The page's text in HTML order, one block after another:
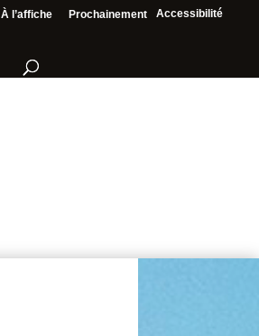
Accessibilité
À l’affiche Prochainement